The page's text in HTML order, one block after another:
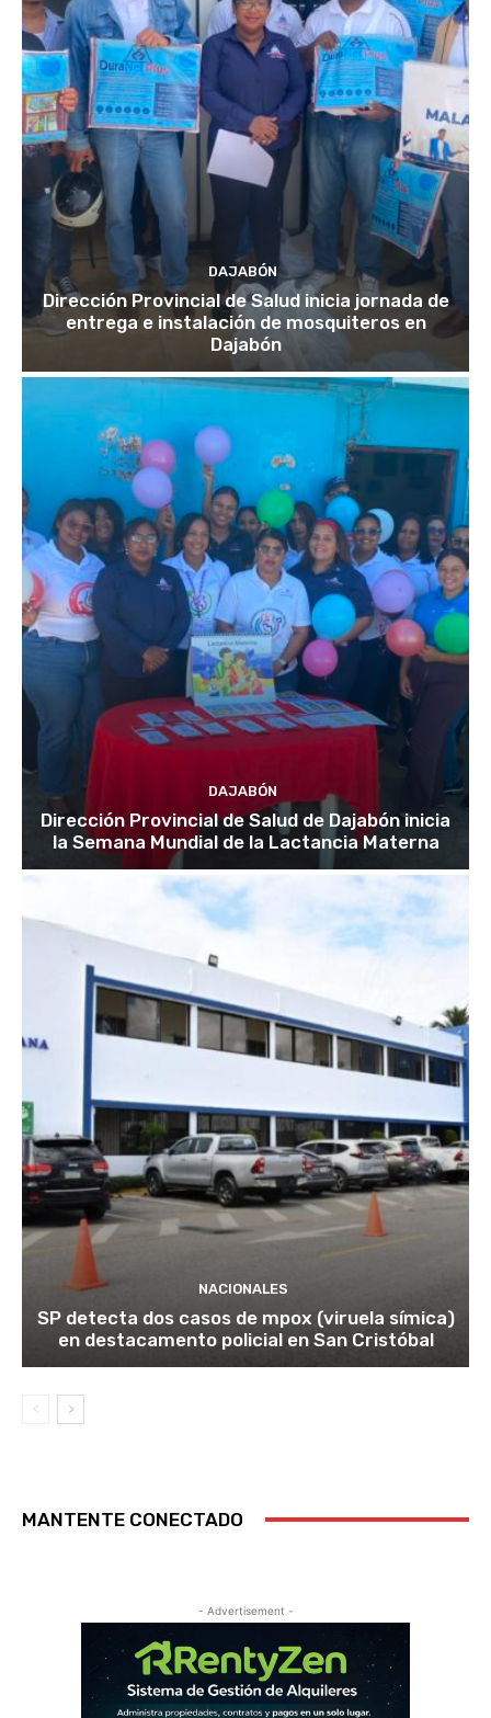
DAJABÓN
Dirección Provincial de Salud inicia jornada de
entrega e instalación de mosquiteros en
Dajabón
DAJABÓN
Dirección Provincial de Salud de Dajabón inicia
la Semana Mundial de la Lactancia Materna
NACIONALES
SP detecta dos casos de mpox (viruela símica)
en destacamento policial en San Cristóbal
MANTENTE CONECTADO
- Advertisement -